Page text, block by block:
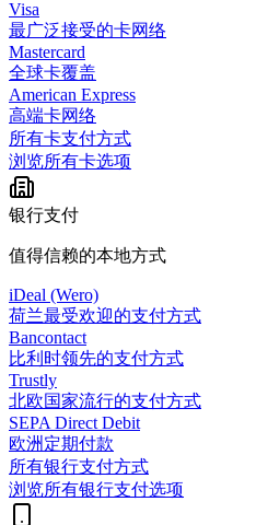
Visa
最广泛接受的卡网络
Mastercard
全球卡覆盖
American Express
高端卡网络
所有卡支付方式
浏览所有卡选项
银行支付
值得信赖的本地方式
iDeal (Wero)
荷兰最受欢迎的支付方式
Bancontact
比利时领先的支付方式
Trustly
北欧国家流行的支付方式
SEPA Direct Debit
欧洲定期付款
所有银行支付方式
浏览所有银行支付选项